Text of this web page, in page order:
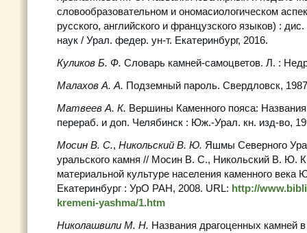
словообразовательном и ономасиологическом
русского, английского и французского языков) :
наук / Урал. федер. ун-т. Екатеринбург, 2016.
Куликов Б. Ф. Словарь камней-самоцветов. Л. :
Малахов А. А. Подземный пароль. Свердловск,
Матвеев А. К. Вершины Каменного пояса:
перераб. и доп. Челябинск : Юж.-Урал. кн. изд-во,
Мосин В. С., Никольский В. Ю. Яшмы Северного
уральского камня // Мосин В. С., Никольский В. Ю.
материальной культуре населения каменного века
Екатеринбург : УрО РАН, 2008. URL: http://
kremeni-yashma/1.htm
Николашвили М. Н. Названия драгоценных камней